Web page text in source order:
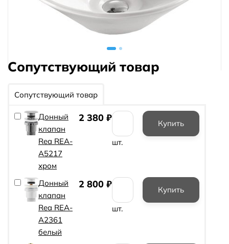
Сопутствующий товар
Сопутствующий товар
Донный
клапан
Rea REA-
A5217
хром
2 380 ₽
шт.
Донный
клапан
Rea REA-
A2361
белый
2 800 ₽
шт.